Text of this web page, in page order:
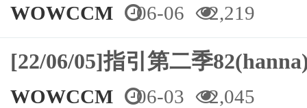
WOWCCM 06-06 2,219
[22/06/05]指引第二季
WOWCCM 06-03 2,045